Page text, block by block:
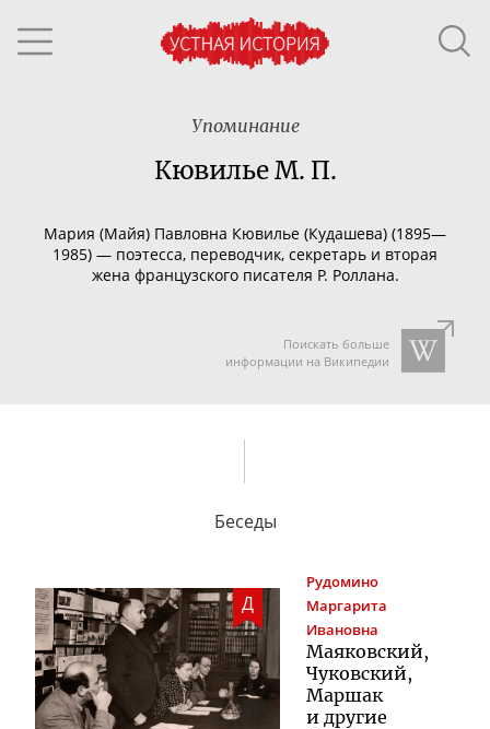
Упоминание
Кювилье М. П.
Мария (Майя) Павловна Кювилье (Кудашева) (1895—
1985) — поэтесса, переводчик, секретарь и вторая
жена французского писателя Р. Роллана.
Поискать больше
информации на Википедии
Беседы
Д
Рудомино
Маргарита
Ивановна
Маяковский,
Чуковский,
Маршак
и другие